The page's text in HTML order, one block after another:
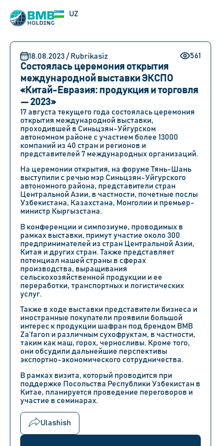
UZ
RU
18.08.2023 / Rubrikasiz 561
Состоялась церемония открытия
международной выставки ЭКСПО
«Китай-Евразия: продукция и торговля
— 2023»
17 августа текущего года состоялась церемония
открытия международной выставки,
проходившей в Синьцзян-Уйгурском
автономном районе с участием более 13000
компаний из 40 стран и регионов и
представителей 7 международных организаций.
На церемонии открытия, на форуме Тянь-Шань
выступили с речью мэр Синьцзян-Уйгурского
автономного района, представители стран
Центральной Азии, в частности, почетные послы
Узбекистана, Казахстана, Монголии и премьер-
министр Кыргызстана.
В конференции и симпозиуме, проводимых в
рамках выставки, примут участие около 300
предпринимателей из стран Центральной Азии,
Китая и других стран. Также представляет
потенциал нашей страны в сферах
производства, выращивания
сельскохозяйственной продукции и ее
переработки, транспортных и логистических
услуг.
Также в ходе выставки представители бизнеса и
иностранные покупатели проявили большой
интерес к продукции шафран под брендом BMB
Za’faron и различным сухофруктам, в частности,
таким как маш, горох, черносливы. Кроме того,
они обсудили дальнейшие перспективы
экспортно-экономического сотрудничества.
В рамках визита, который проводится при
поддержке Посольства Республики Узбекистан в
Китае, планируется проведение переговоров и
участие в семинарах.
Ulashish